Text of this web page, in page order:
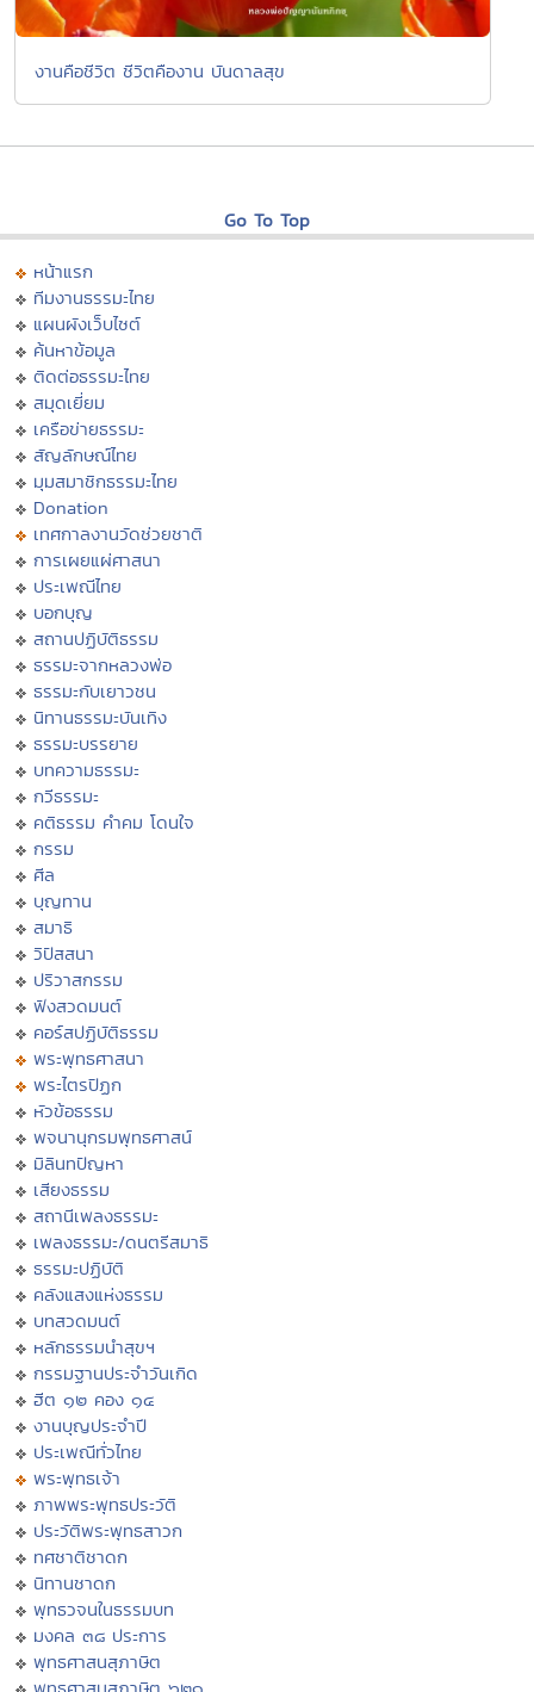
งานคือชีวิต ชีวิตคืองาน บันดาลสุข
Go To Top
หน้าแรก
ทีมงานธรรมะไทย
แผนผังเว็บไซต์
ค้นหาข้อมูล
ติดต่อธรรมะไทย
สมุดเยี่ยม
เครือข่ายธรรมะ
สัญลักษณ์ไทย
มุมสมาชิกธรรมะไทย
Donation
เทศกาลงานวัดช่วยชาติ
การเผยแผ่ศาสนา
ประเพณีไทย
บอกบุญ
สถานปฏิบัติธรรม
ธรรมะจากหลวงพ่อ
ธรรมะกับเยาวชน
นิทานธรรมะบันเทิง
ธรรมะบรรยาย
บทความธรรมะ
กวีธรรมะ
คติธรรม คำคม โดนใจ
กรรม
ศีล
บุญทาน
สมาธิ
วิปัสสนา
ปริวาสกรรม
ฟังสวดมนต์
คอร์สปฏิบัติธรรม
พระพุทธศาสนา
พระไตรปิฏก
หัวข้อธรรม
พจนานุกรมพุทธศาสน์
มิลินทปัญหา
เสียงธรรม
สถานีเพลงธรรมะ
เพลงธรรมะ/ดนตรีสมาธิ
ธรรมะปฏิบัติ
คลังแสงแห่งธรรม
บทสวดมนต์
หลักธรรมนำสุขฯ
กรรมฐานประจำวันเกิด
ฮีต ๑๒ คอง ๑๔
งานบุญประจำปี
ประเพณีทั่วไทย
พระพุทธเจ้า
ภาพพระพุทธประวัติ
ประวัติพระพุทธสาวก
ทศชาติชาดก
นิทานชาดก
พุทธวจนในธรรมบท
มงคล ๓๘ ประการ
พุทธศาสนสุภาษิต